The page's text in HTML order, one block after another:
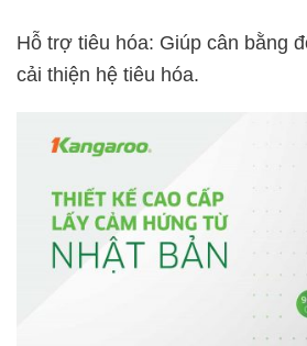
Hỗ trợ tiêu hóa: Giúp cân bằng
cải thiện hệ tiêu hóa.